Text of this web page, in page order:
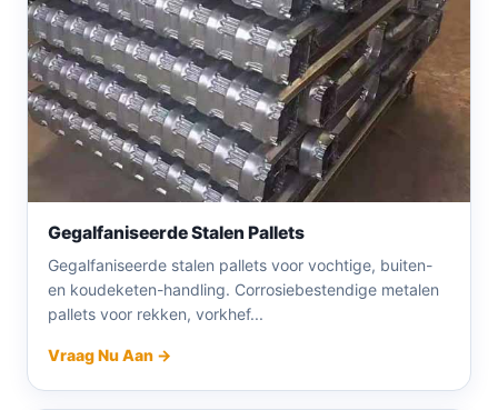
Gegalfaniseerde Stalen Pallets
Gegalfaniseerde stalen pallets voor vochtige, buiten-
en koudeketen-handling. Corrosiebestendige metalen
pallets voor rekken, vorkhef...
Vraag Nu Aan →